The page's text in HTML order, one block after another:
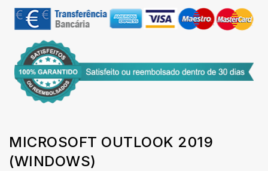
MICROSOFT OUTLOOK 2019
(WINDOWS)